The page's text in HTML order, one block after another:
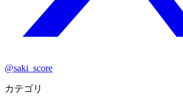
@saki_score
カテゴリ